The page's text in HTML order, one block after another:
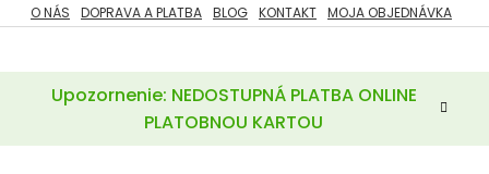
Prejsť
na
Upozornenie: NEDOSTUPNÁ PLATBA ONLINE
PLATOBNOU KARTOU
O NÁS DOPRAVA A PLATBA BLOG KONTAKT MOJA OBJEDNÁVKA
ZĽAVY
POTREBY
A